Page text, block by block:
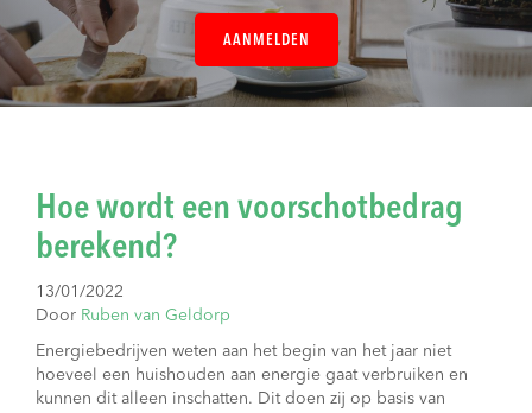
AANMELDEN
Hoe wordt een voorschotbedrag
berekend?
13/01/2022
Door Ruben van Geldorp
Energiebedrijven weten aan het begin van het jaar niet
hoeveel een huishouden aan energie gaat verbruiken en
kunnen dit alleen inschatten. Dit doen zij op basis van